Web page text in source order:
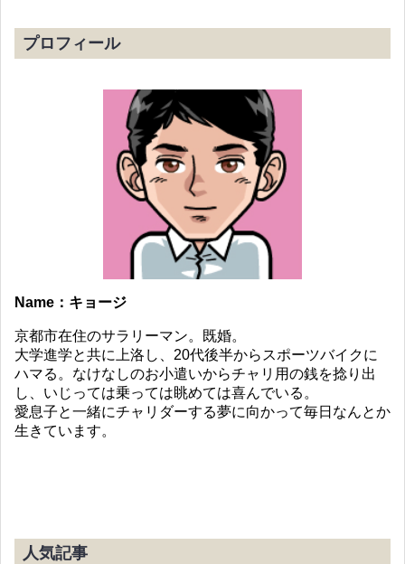
プロフィール
Name：キョージ
京都市在住のサラリーマン。既婚。
大学進学と共に上洛し、20代後半からスポーツバイクに
ハマる。なけなしのお小遣いからチャリ用の銭を捻り出
し、いじっては乗っては眺めては喜んでいる。
愛息子と一緒にチャリダーする夢に向かって毎日なんとか
生きています。
人気記事